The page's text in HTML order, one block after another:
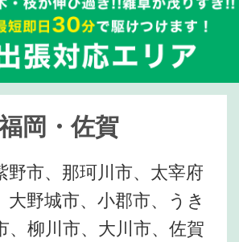
岡・佐賀
野市、那珂川市、太宰府
大野城市、小郡市、うき
、柳川市、大川市、佐賀